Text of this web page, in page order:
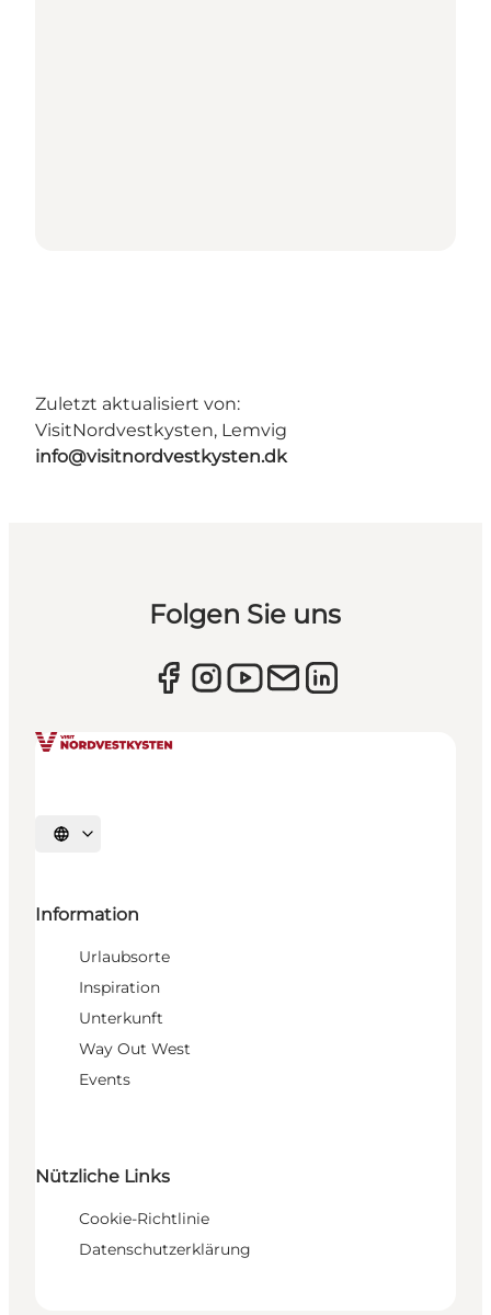
Zuletzt aktualisiert von:
VisitNordvestkysten, Lemvig
info@visitnordvestkysten.dk
Folgen Sie uns
Sprache auswählen
Information
Urlaubsorte
Inspiration
Unterkunft
Way Out West
Events
Nützliche Links
Cookie-Richtlinie
Datenschutzerklärung